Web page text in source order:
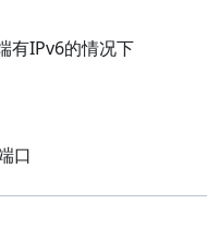
有IPv6的情况下
口